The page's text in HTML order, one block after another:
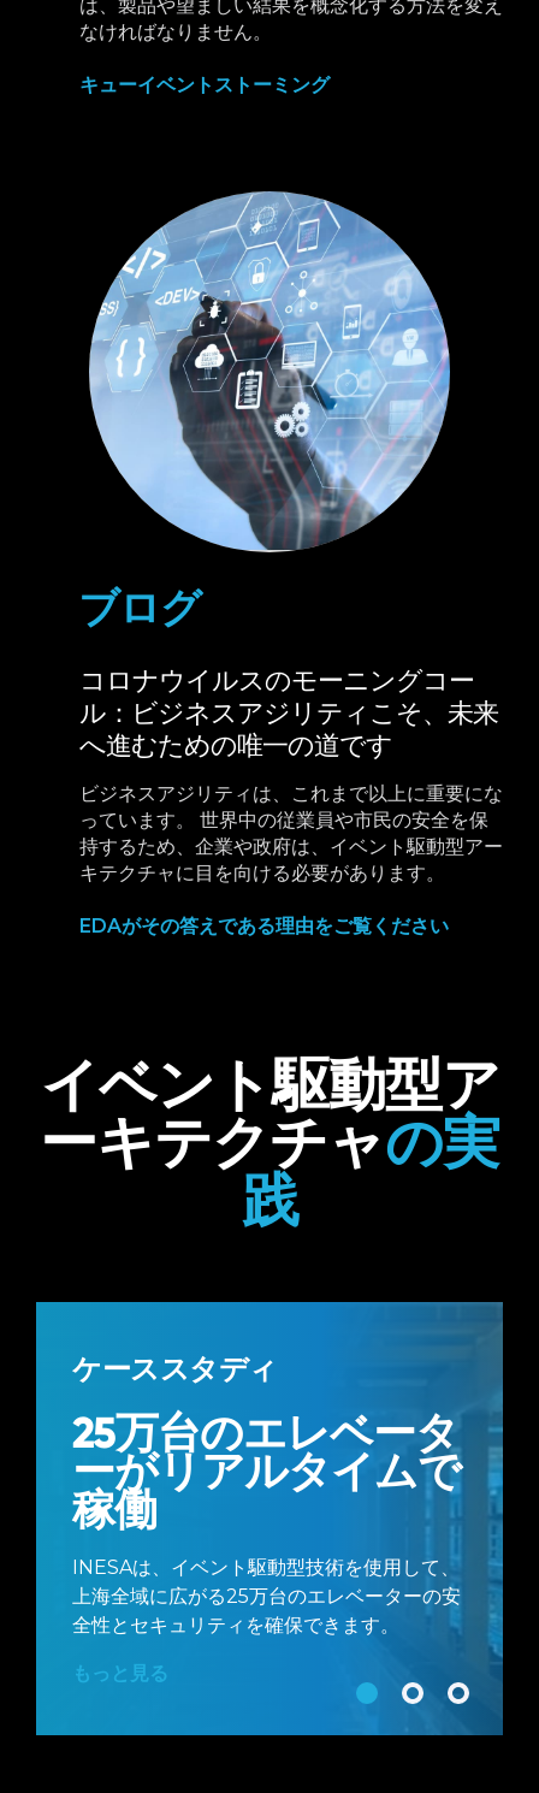
は、製品や望ましい結果を概念化する方法を変え
なければなりません。
キューイベントストーミング
ブログ
コロナウイルスのモーニングコー
ル：ビジネスアジリティこそ、未来
へ進むための唯一の道です
ビジネスアジリティは、これまで以上に重要にな
っています。 世界中の従業員や市民の安全を保
持するため、企業や政府は、イベント駆動型アー
キテクチャに目を向ける必要があります。
EDAがその答えである理由をご覧ください
イベント駆動型ア
ーキテクチャの実
践
ケーススタディ
25万台のエレベータ
ーがリアルタイムで
稼働
INESAは、イベント駆動型技術を使用して、
上海全域に広がる25万台のエレベーターの安
全性とセキュリティを確保できます。
もっと見る